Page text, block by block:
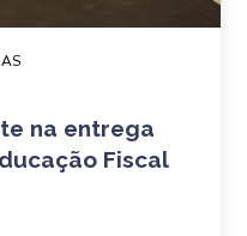
na entrega
Fiscal